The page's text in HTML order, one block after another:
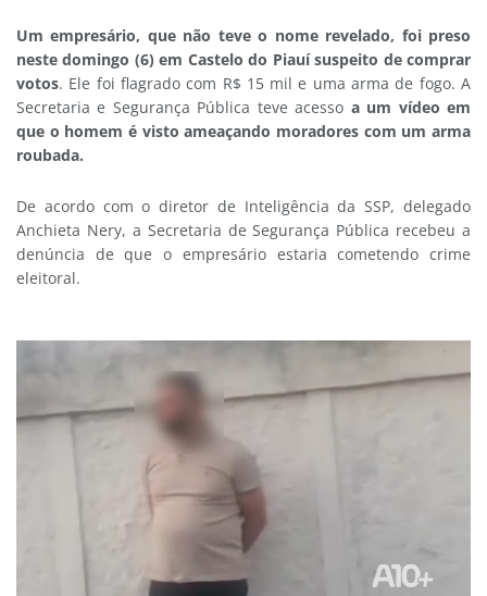
Um empresário, que não teve o nome revelado, foi preso
neste domingo (6) em Castelo do Piauí suspeito de comprar
votos. Ele foi flagrado com R$ 15 mil e uma arma de fogo. A
Secretaria e Segurança Pública teve acesso a um vídeo em
que o homem é visto ameaçando moradores com um arma
roubada.
De acordo com o diretor de Inteligência da SSP, delegado
Anchieta Nery, a Secretaria de Segurança Pública recebeu a
denúncia de que o empresário estaria cometendo crime
eleitoral.